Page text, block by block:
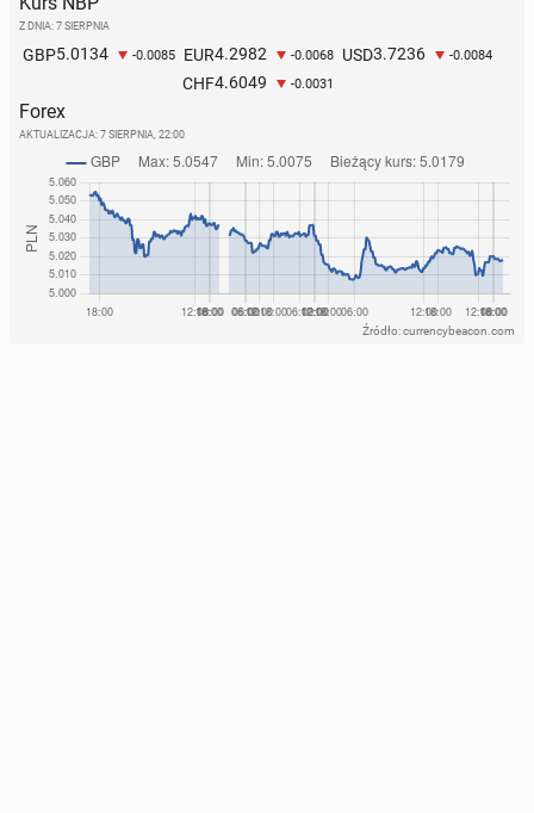
Z DNIA: 7 SIERPNIA
GBP5.0134 -0.0085 EUR4.2982 -0.0068 USD3.7236 -0.0084
CHF4.6049 -0.0031
Forex
AKTUALIZACJA: 7 SIERPNIA, 22:00
Źródło: currencybeacon.com